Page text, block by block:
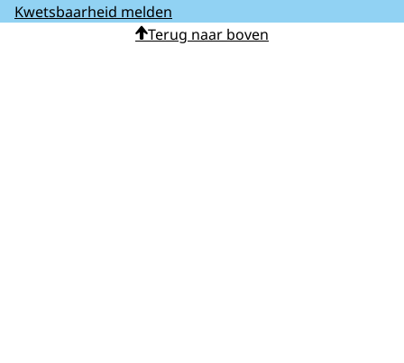
Kwetsbaarheid melden
Terug naar boven